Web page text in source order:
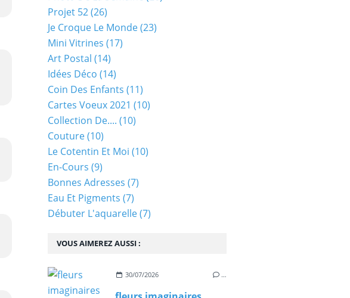
VOUS AIMEREZ AUSSI :
30/07/2026 …
Projet 52(26)
Je Croque Le Monde(23)
Mini Vitrines (17)
Art Postal (14)
Idées Déco (14)
Coin Des Enfants (11)
Cartes Voeux 2021 (10)
Collection De.... (10)
Couture(10)
Le Cotentin Et Moi (10)
En-Cours (9)
Bonnes Adresses (7)
Eau Et Pigments (7)
Débuter L'aquarelle(7)